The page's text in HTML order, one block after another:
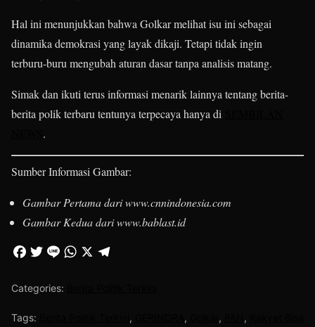
Hal ini menunjukkan bahwa Golkar melihat isu ini sebagai
dinamika demokrasi yang layak dikaji. Tetapi tidak ingin
terburu‑buru mengubah aturan dasar tanpa analisis matang.
Simak dan ikuti terus informasi menarik lainnya tentang berita-
berita polik terbaru tentunya terpecaya hanya di
.
Sumber Informasi Gambar:
Gambar Pertama dari www.cnnindonesia.com
Gambar Kedua dari www.bablast.id
Categories:
Tags: , , , ,